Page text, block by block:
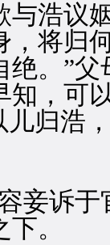
浩议姻
，将归
绝。”
知，可
归浩
诉于
。